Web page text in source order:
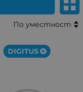
По уместност
DIGITUS